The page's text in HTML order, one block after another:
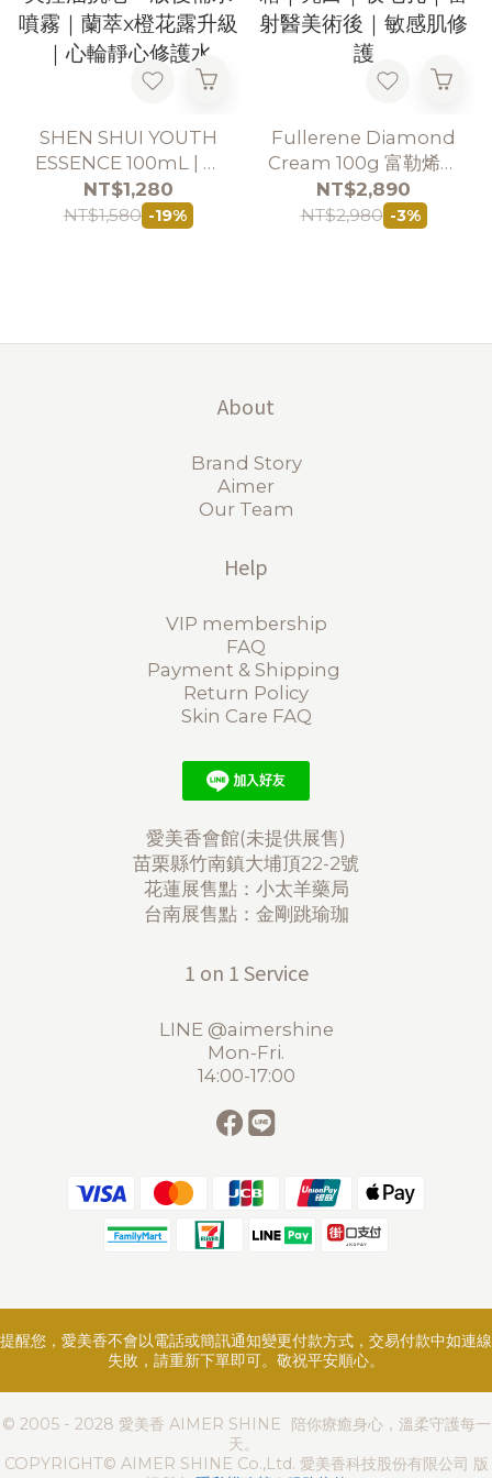
SHEN SHUI YOUTH
ESSENCE 100mL | 蘭
萃青春神水 100mL 淨
爽控油抗老・妝後補水
NT$1,280
NT$1,580 -19%
Fullerene Diamond
Cream 100g 富勒烯鑽
石霜【極萃】眼唇日晚
霜｜亮白｜收毛孔｜雷
NT$2,890
NT$2,980 -3%
About
Brand Story
Aimer
Our Team
Help
VIP membership
FAQ
Payment & Shipping
Return Policy
Skin Care FAQ
愛美香會館(未提供展售)
苗栗縣竹南鎮大埔頂22-2號
花蓮展售點：小太羊藥局
台南展售點：金剛跳瑜珈
1 on 1 Service
LINE @aimershine
Mon-Fri.
14:00-17:00
提醒您，愛美香不會以電話或簡訊通知變更付款方式，交易付款中如連線
失敗，請重新下單即可。敬祝平安順心。
© 2005 - 2028 愛美香 AIMER SHINE 陪你療癒身心，溫柔守護每一
天。
COPYRIGHT© AIMER SHINE Co.,Ltd. 愛美香科技股份有限公司 版